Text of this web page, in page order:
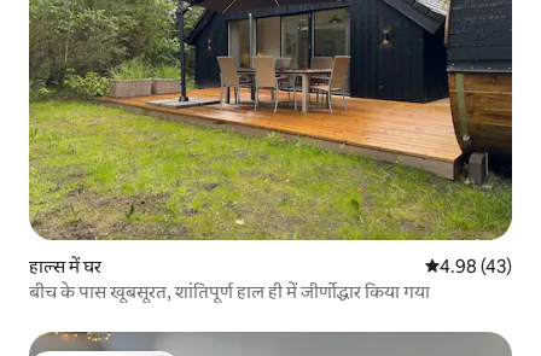
हाल्स में घर औसत रेटिंग 5 में
4.98 (43)
बीच के पास खूबसूरत, शांतिपूर्ण हाल ही में जीर्णोद्धार किया गया